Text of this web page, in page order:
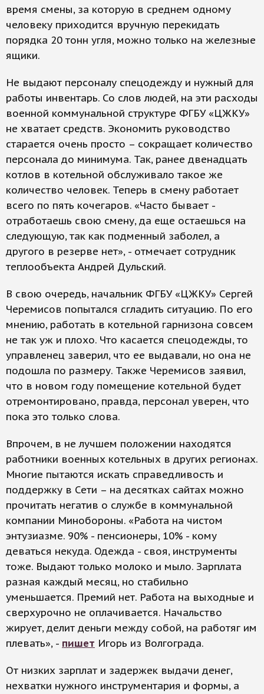
время смены, за которую в среднем одному
человеку приходится вручную перекидать
порядка 20 тонн угля, можно только на железные
ящики.
Не выдают персоналу спецодежду и нужный для
работы инвентарь. Со слов людей, на эти расходы
военной коммунальной структуре ФГБУ «ЦЖКУ»
не хватает средств. Экономить руководство
старается очень просто – сокращает количество
персонала до минимума. Так, ранее двенадцать
котлов в котельной обслуживало такое же
количество человек. Теперь в смену работает
всего по пять кочегаров. «Часто бывает -
отработаешь свою смену, да еще остаешься на
следующую, так как подменный заболел, а
другого в резерве нет», - отмечает сотрудник
теплообъекта Андрей Дульский.
В свою очередь, начальник ФГБУ «ЦЖКУ» Сергей
Черемисов попытался сгладить ситуацию. По его
мнению, работать в котельной гарнизона совсем
не так уж и плохо. Что касается спецодежды, то
управленец заверил, что ее выдавали, но она не
подошла по размеру. Также Черемисов заявил,
что в новом году помещение котельной будет
отремонтировано, правда, персонал уверен, что
пока это только слова.
Впрочем, в не лучшем положении находятся
работники военных котельных в других регионах.
Многие пытаются искать справедливость и
поддержку в Сети – на десятках сайтах можно
прочитать негатив о службе в коммунальной
компании Минобороны. «Работа на чистом
энтузиазме. 90% - пенсионеры, 10% - кому
деваться некуда. Одежда - своя, инструменты
тоже. Выдают только молоко и мыло. Зарплата
разная каждый месяц, но стабильно
уменьшается. Премий нет. Работа на выходные и
сверхурочно не оплачивается. Начальство
жирует, делит деньги между собой, на работяг им
плевать», - пишет Игорь из Волгограда.
От низких зарплат и задержек выдачи денег,
нехватки нужного инструментария и формы, а